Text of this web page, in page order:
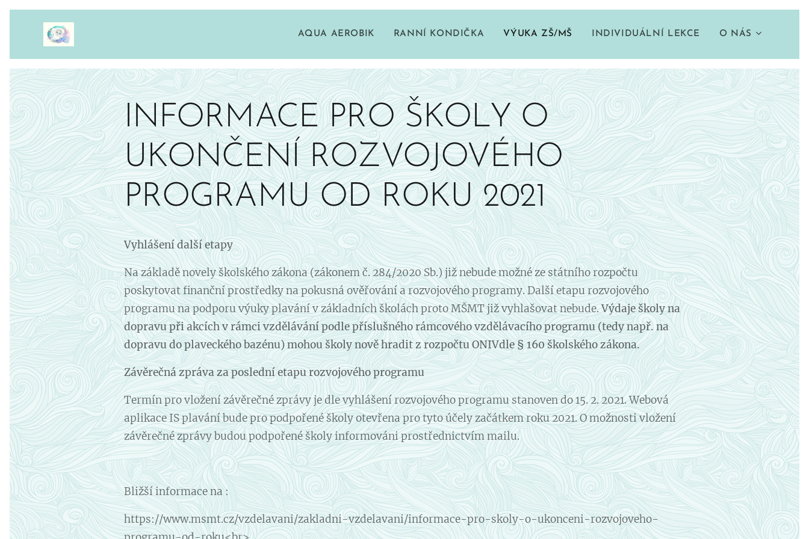
AQUA AEROBIK RANNÍ KONDIČKA VÝUKA ZŠ/MŠ INDIVIDUÁLNÍ LEKCE O NÁS
INFORMACE PRO ŠKOLY O
UKONČENÍ ROZVOJOVÉHO
PROGRAMU OD ROKU 2021
Vyhlášení další etapy
Na základě novely školského zákona (zákonem č. 284/2020 Sb.) již nebude možné ze státního rozpočtu
poskytovat finanční prostředky na pokusná ověřování a rozvojového programy. Další etapu rozvojového
programu na podporu výuky plavání v základních školách proto MŠMT již vyhlašovat nebude.Výdaje školy na
dopravu při akcích v rámci vzdělávání podle příslušného rámcového vzdělávacího programu (tedy např. na
dopravu do plaveckého bazénu) mohou školy nově hradit z rozpočtu ONIVdle § 160 školského zákona.
Závěrečná zpráva za poslední etapu rozvojového programu
Termín pro vložení závěrečné zprávy je dle vyhlášení rozvojového programu stanoven do 15. 2. 2021. Webová
aplikace IS plavání bude pro podpořené školy otevřena pro tyto účely začátkem roku 2021. O možnosti vložení
závěrečné zprávy budou podpořené školy informováni prostřednictvím mailu.
Bližší informace na :
https://www.msmt.cz/vzdelavani/zakladni-vzdelavani/informace-pro-skoly-o-ukonceni-rozvojoveho-